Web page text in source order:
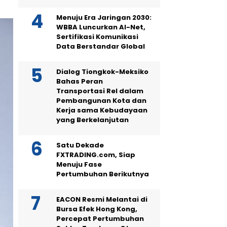
Menuju Era Jaringan 2030:
WBBA Luncurkan AI-Net,
Sertifikasi Komunikasi
Data Berstandar Global
Dialog Tiongkok-Meksiko
Bahas Peran
Transportasi Rel dalam
Pembangunan Kota dan
Kerja sama Kebudayaan
yang Berkelanjutan
Satu Dekade
FXTRADING.com, Siap
Menuju Fase
Pertumbuhan Berikutnya
EACON Resmi Melantai di
Bursa Efek Hong Kong,
Percepat Pertumbuhan